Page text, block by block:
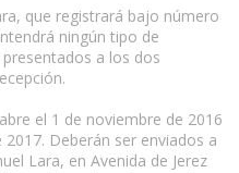
que registrará bajo número
ningún tipo de
a los dos
el 1 de noviembre de 2016
Deberán ser enviados a
Lara, en Avenida de Jerez